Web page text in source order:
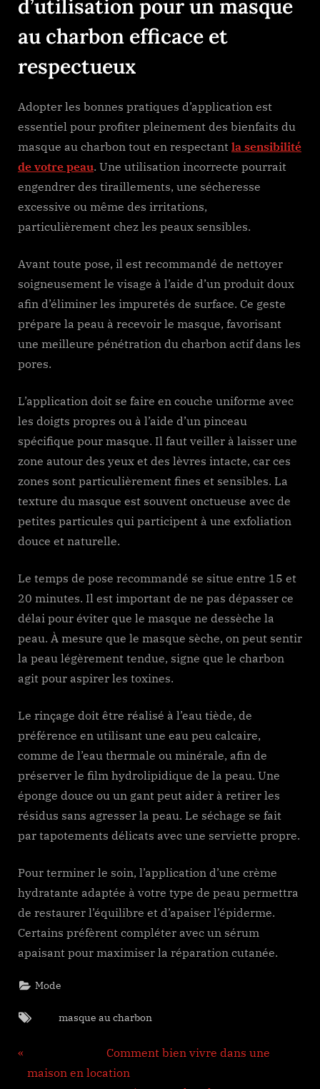
d’utilisation pour un masque
au charbon efficace et
respectueux
Adopter les bonnes pratiques d’application est
essentiel pour profiter pleinement des bienfaits du
masque au charbon tout en respectant la sensibilité
de votre peau. Une utilisation incorrecte pourrait
engendrer des tiraillements, une sécheresse
excessive ou même des irritations,
particulièrement chez les peaux sensibles.
Avant toute pose, il est recommandé de nettoyer
soigneusement le visage à l’aide d’un produit doux
afin d’éliminer les impuretés de surface. Ce geste
prépare la peau à recevoir le masque, favorisant
une meilleure pénétration du charbon actif dans les
pores.
L’application doit se faire en couche uniforme avec
les doigts propres ou à l’aide d’un pinceau
spécifique pour masque. Il faut veiller à laisser une
zone autour des yeux et des lèvres intacte, car ces
zones sont particulièrement fines et sensibles. La
texture du masque est souvent onctueuse avec de
petites particules qui participent à une exfoliation
douce et naturelle.
Le temps de pose recommandé se situe entre 15 et
20 minutes. Il est important de ne pas dépasser ce
délai pour éviter que le masque ne dessèche la
peau. À mesure que le masque sèche, on peut sentir
la peau légèrement tendue, signe que le charbon
agit pour aspirer les toxines.
Le rinçage doit être réalisé à l’eau tiède, de
préférence en utilisant une eau peu calcaire,
comme de l’eau thermale ou minérale, afin de
préserver le film hydrolipidique de la peau. Une
éponge douce ou un gant peut aider à retirer les
résidus sans agresser la peau. Le séchage se fait
par tapotements délicats avec une serviette propre.
Pour terminer le soin, l’application d’une crème
hydratante adaptée à votre type de peau permettra
de restaurer l’équilibre et d’apaiser l’épiderme.
Certains préfèrent compléter avec un sérum
apaisant pour maximiser la réparation cutanée.
Mode
Tags:masque au charbon
de
Comment bien vivre dans une
maison en location